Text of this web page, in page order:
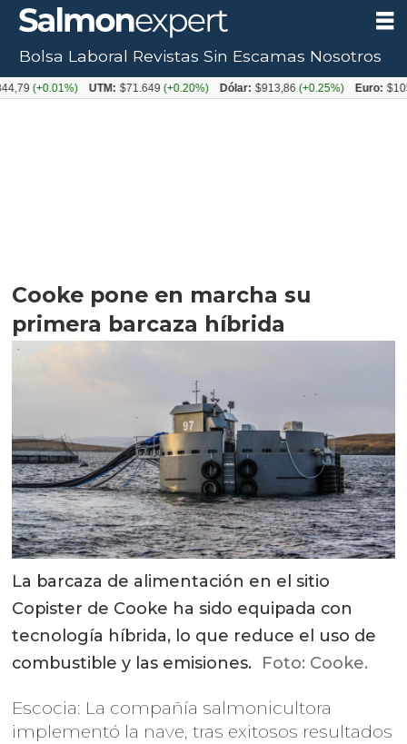
Cooke pone en marcha su
primera barcaza híbrida
La barcaza de alimentación en el sitio
Copister de Cooke ha sido equipada con
tecnología híbrida, lo que reduce el uso de
combustible y las emisiones. Foto: Cooke.
Escocia: La compañía salmonicultora
implementó la nave, tras exitosos resultados
Bolsa Laboral Revistas Sin Escamas Nosotros
UTM: $71.649(+0.20%) Dólar: $913,86(+0.25%) Euro: $1053,08